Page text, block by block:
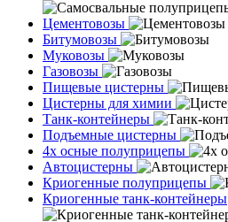
Цементовозы
Битумовозы
Муковозы
Газовозы
Пищевые цистерны
Цистерны для химии
Танк-контейнеры
Подъемные цистерны
4х осные полуприцепы
Автоцистерны
Криогенные полуприцепы
Криогенные танк-контейнеры